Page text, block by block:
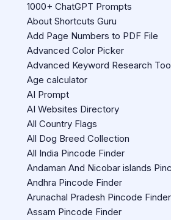
1000+ ChatGPT Prompts
About Shortcuts Guru
Add Page Numbers to PDF File
Advanced Color Picker
Advanced Keyword Research
Age calculator
AI Prompt
AI Websites Directory
All Country Flags
All Dog Breed Collection
All India Pincode Finder
Andaman And Nicobar islands
Andhra Pincode Finder
Arunachal Pradesh Pincode Finder
Assam Pincode Finder